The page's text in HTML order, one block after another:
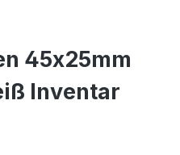
45x25mm
Inventar